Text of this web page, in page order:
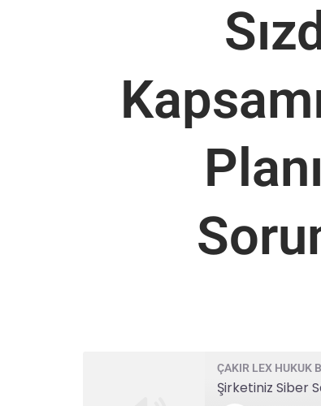
ÇAKIR LEX HUKUK